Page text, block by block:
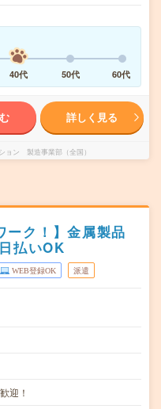
40代 50代 60代
詳しく見る
ョン 製造事業部（全国）
ーク！】金属製品
払いOK
WEB登録OK 派遣
迎！